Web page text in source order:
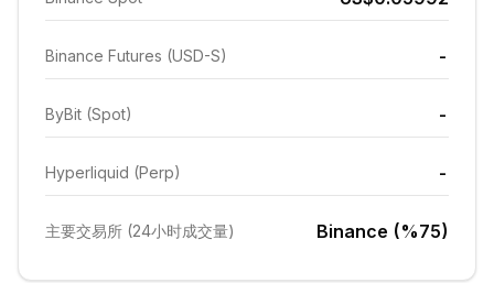
Binance Futures (USD-S) -
ByBit (Spot) -
Hyperliquid (Perp) -
主要交易所 (24小时成交量) Binance (%75)